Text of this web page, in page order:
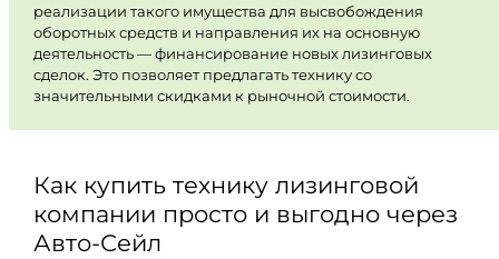
реализации такого имущества для высвобождения
оборотных средств и направления их на основную
деятельность — финансирование новых лизинговых
сделок. Это позволяет предлагать технику со
значительными скидками к рыночной стоимости.
Как купить технику лизинговой
компании просто и выгодно через
Авто-Сейл